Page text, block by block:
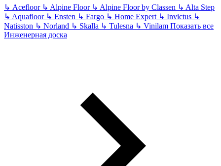
↳ Acefloor ↳ Alpine Floor ↳ Alpine Floor by Classen ↳ Alta Step
↳ Aquafloor ↳ Ensten ↳ Fargo ↳ Home Expert ↳ Invictus ↳
Natisston ↳ Norland ↳ Skalla ↳ Tulesna ↳ Vinilam Показать все
Инженерная доска